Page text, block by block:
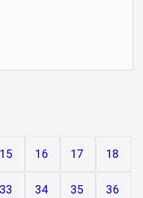
15 16 17 18
33 34 35 36